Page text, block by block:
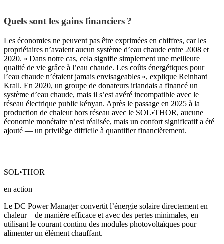
Quels sont les gains financiers ?
Les économies ne peuvent pas être exprimées en chiffres, car les
propriétaires n’avaient aucun système d’eau chaude entre 2008 et
2020. « Dans notre cas, cela signifie simplement une meilleure
qualité de vie grâce à l’eau chaude. Les coûts énergétiques pour
l’eau chaude n’étaient jamais envisageables », explique Reinhard
Krall. En 2020, un groupe de donateurs irlandais a financé un
système d’eau chaude, mais il s’est avéré incompatible avec le
réseau électrique public kényan. Après le passage en 2025 à la
production de chaleur hors réseau avec le SOL•THOR, aucune
économie monétaire n’est réalisée, mais un confort significatif a été
ajouté — un privilège difficile à quantifier financièrement.
SOL•THOR
en action
Le DC Power Manager convertit l’énergie solaire directement en
chaleur – de manière efficace et avec des pertes minimales, en
utilisant le courant continu des modules photovoltaïques pour
alimenter un élément chauffant.